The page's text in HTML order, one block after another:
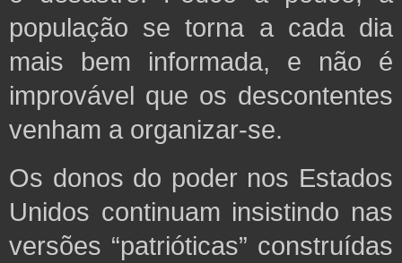
população se torna a cada dia
mais bem informada, e não é
improvável que os descontentes
venham a organizar-se.
Os donos do poder nos Estados
Unidos continuam insistindo nas
versões “patrióticas” construídas